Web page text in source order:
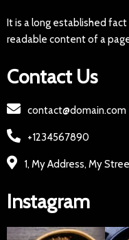
It is a long established
readable content of a
Contact Us
contact@domain.com
+1234567890
1, My Address, My
Instagram